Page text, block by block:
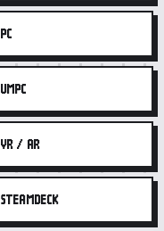
PC
UMPC
VR / AR
STEAMDECK